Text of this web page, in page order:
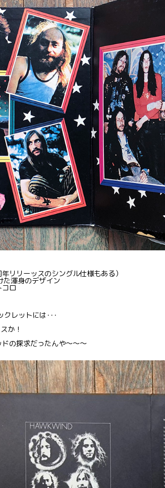
リリーッスのシングル仕様もある）
た渾身のデザイン
ロ
レットには･･･
か！
の探求だったんや〜〜〜